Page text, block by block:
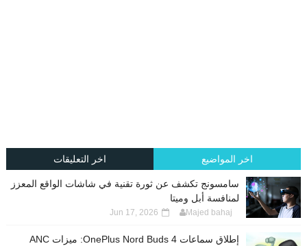
اخر المواضيع اخر التعليقات
سامسونج تكشف عن ثورة تقنية في شاشات الواقع المعزز
لمنافسة أبل وميتا
Majed bahaj
Jun 17, 2026
إطلاق سماعات OnePlus Nord Buds 4: ميزات ANC